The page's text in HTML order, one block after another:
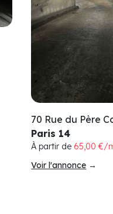
70 Rue du Père
Paris 14
À partir de 65,00 €/
Voir l'annonce →